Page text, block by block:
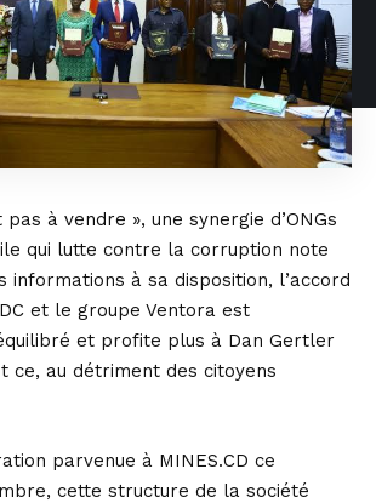
pas à vendre », une synergie d’ONGs
qui lutte contre la corruption note
informations à sa disposition, l’accord
et le groupe Ventora est
et profite plus à Dan Gertler
ce, au détriment des citoyens
parvenue à MINES.CD ce
cette structure de la société